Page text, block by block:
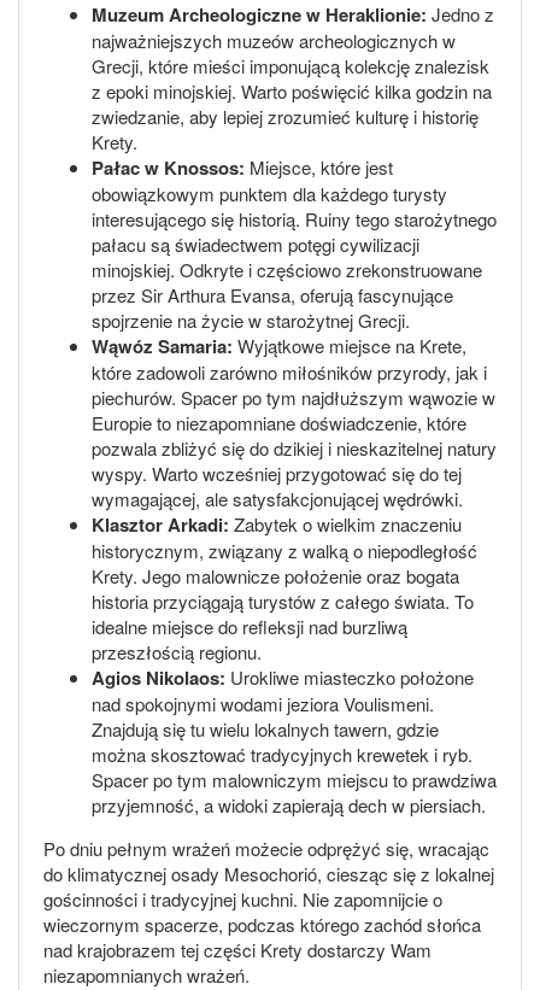
Muzeum Archeologiczne w Heraklionie: Jedno z
najważniejszych muzeów archeologicznych w
Grecji, które mieści imponującą kolekcję znalezisk
z epoki minojskiej. Warto poświęcić kilka godzin na
zwiedzanie, aby lepiej zrozumieć kulturę i historię
Krety.
Pałac w Knossos: Miejsce, które jest
obowiązkowym punktem dla każdego turysty
interesującego się historią. Ruiny tego starożytnego
pałacu są świadectwem potęgi cywilizacji
minojskiej. Odkryte i częściowo zrekonstruowane
przez Sir Arthura Evansa, oferują fascynujące
spojrzenie na życie w starożytnej Grecji.
Wąwóz Samaria: Wyjątkowe miejsce na Krete,
które zadowoli zarówno miłośników przyrody, jak i
piechurów. Spacer po tym najdłuższym wąwozie w
Europie to niezapomniane doświadczenie, które
pozwala zbliżyć się do dzikiej i nieskazitelnej natury
wyspy. Warto wcześniej przygotować się do tej
wymagającej, ale satysfakcjonującej wędrówki.
Klasztor Arkadi: Zabytek o wielkim znaczeniu
historycznym, związany z walką o niepodległość
Krety. Jego malownicze położenie oraz bogata
historia przyciągają turystów z całego świata. To
idealne miejsce do refleksji nad burzliwą
przeszłością regionu.
Agios Nikolaos: Urokliwe miasteczko położone
nad spokojnymi wodami jeziora Voulismeni.
Znajdują się tu wielu lokalnych tawern, gdzie
można skosztować tradycyjnych krewetek i ryb.
Spacer po tym malowniczym miejscu to prawdziwa
przyjemność, a widoki zapierają dech w piersiach.
Po dniu pełnym wrażeń możecie odprężyć się, wracając
do klimatycznej osady Mesochorió, ciesząc się z lokalnej
gościnności i tradycyjnej kuchni. Nie zapomnijcie o
wieczornym spacerze, podczas którego zachód słońca
nad krajobrazem tej części Krety dostarczy Wam
niezapomnianych wrażeń.